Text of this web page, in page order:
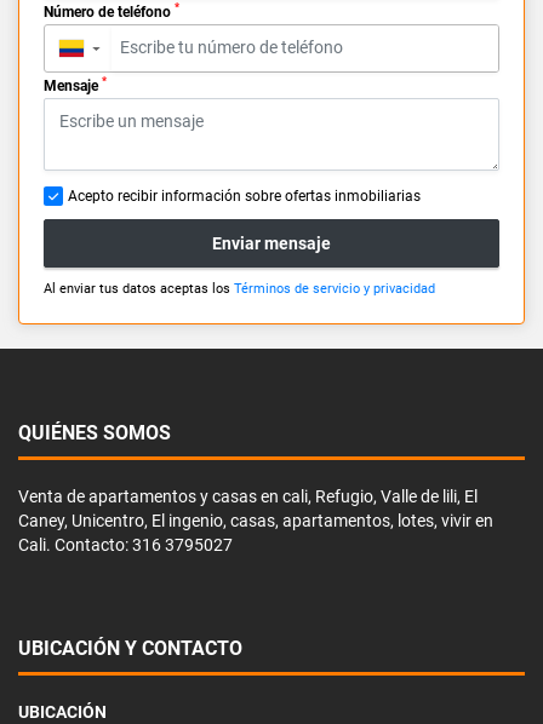
Número de teléfono *
▼
Mensaje *
Acepto recibir información sobre ofertas inmobiliarias
Enviar mensaje
Al enviar tus datos aceptas los Términos de servicio y privacidad
QUIÉNES SOMOS
Venta de apartamentos y casas en cali, Refugio, Valle de lili, El
Caney, Unicentro, El ingenio, casas, apartamentos, lotes, vivir en
Cali. Contacto: 316 3795027
UBICACIÓN Y CONTACTO
UBICACIÓN